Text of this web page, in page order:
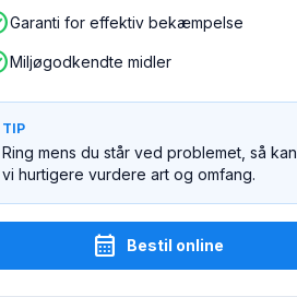
Garanti for effektiv bekæmpelse
Miljøgodkendte midler
TIP
Ring mens du står ved problemet, så kan
vi hurtigere vurdere art og omfang.
calendar_month Bestil online